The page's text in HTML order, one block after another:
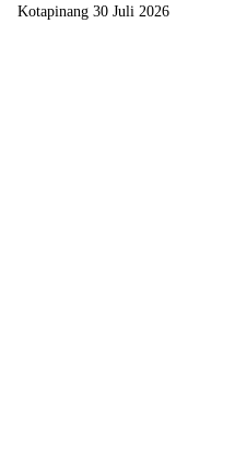
Kotapinang 30 Juli 2026